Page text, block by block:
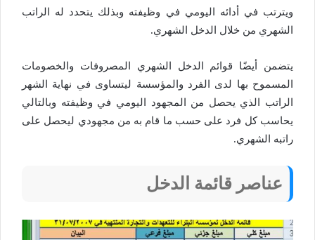
ويترتب في أدائه اليومي في وظيفته وبذلك يتحدد له الراتب
الشهري من خلال الدخل الشهري.
يتضمن أيضًا قوائم الدخل الشهري المصروفات والخصومات
المسموح بها لدى الفرد والمؤسسة ليتساوى في نهاية الشهر
الراتب الذي يحصل من المجهود اليومي في وظيفته وبالتالي
يحاسب كل فرد على حسب ما قام به من مجهودي ليحصل على
راتبه الشهري.
عناصر قائمة الدخل